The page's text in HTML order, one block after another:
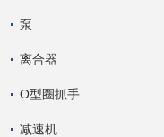
泵
离合器
O型圈抓手
减速机